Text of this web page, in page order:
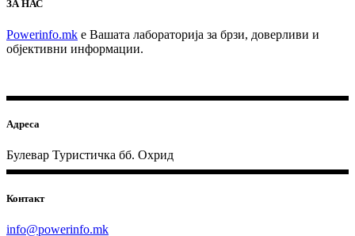
ЗА НАС
Powerinfo.mk e Вашата лабораторија за брзи, доверливи и
објективни информации.
Адреса
Булевар Туристичка бб. Охрид
Контакт
info@powerinfo.mk